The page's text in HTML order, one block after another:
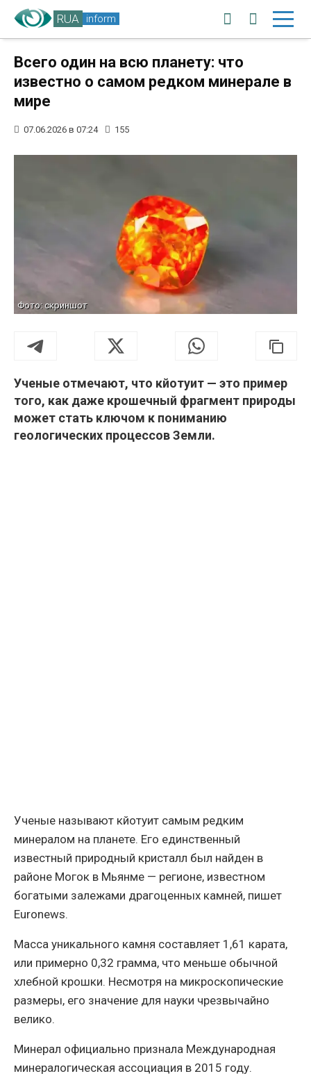
RUA inform
Всего один на всю планету: что
известно о самом редком минерале в
мире
07.06.2026 в 07:24 155
Фото: скриншот
Ученые отмечают, что кйотуит — это пример
того, как даже крошечный фрагмент природы
может стать ключом к пониманию
геологических процессов Земли.
Ученые называют кйотуит самым редким
минералом на планете. Его единственный
известный природный кристалл был найден в
районе Могок в Мьянме — регионе, известном
богатыми залежами драгоценных камней, пишет
Euronews.
Масса уникального камня составляет 1,61 карата,
или примерно 0,32 грамма, что меньше обычной
хлебной крошки. Несмотря на микроскопические
размеры, его значение для науки чрезвычайно
велико.
Минерал официально признала Международная
минералогическая ассоциация в 2015 году.